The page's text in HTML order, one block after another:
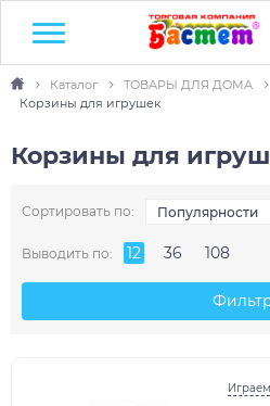
Каталог ТОВАРЫ ДЛЯ ДОМА
Корзины для игрушек
Корзины для
Сортировать по: Популярности
Выводить по: 12 36 108